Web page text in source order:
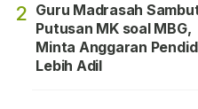
2 Guru Madrasah
Putusan MK soal MBG,
Minta Anggaran
Lebih Adil